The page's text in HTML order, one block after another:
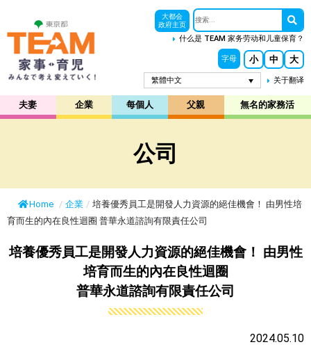
大都会
政府主页
什么是 TEAM 家务劳动和儿童保育？
字母 小 中 大
繁體中文 关于翻译
夫妻 企業 每個人 父親 無名的家務活
公司
Home / 企業 / 培養優秀員工是開發人力資源的絕佳機會！ 由男性培
育而生的內在良性迴圈 普華永道諮詢有限責任公司
培養優秀員工是開發人力資源的絕佳機會！ 由男性
培育而生的內在良性迴圈
普華永道諮詢有限責任公司
2024.05.10